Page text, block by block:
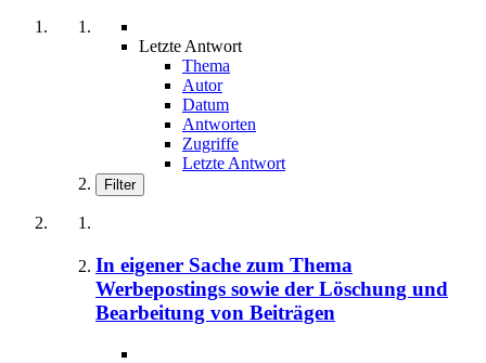
Letzte Antwort
Thema
Autor
Datum
Antworten
Zugriffe
Letzte Antwort
Filter
In eigener Sache zum Thema
Werbepostings sowie der Löschung und
Bearbeitung von Beiträgen